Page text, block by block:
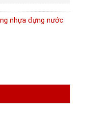
nhựa đựng nước